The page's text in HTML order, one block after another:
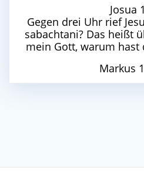
Josua
Gegen drei Uhr rief
sabachtani? Das heißt
mein Gott, warum hast
Markus